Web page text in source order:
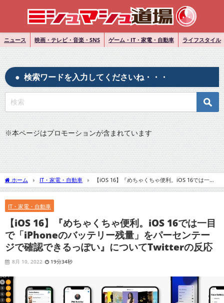
ニュース 映画・テレビ・音楽・SNS ゲーム・IT・家電・自動車 ライフスタイル
検索ワードを入力してくださいね・・・
※本ページはプロモーションが含まれています
ホーム IT・家電・自動車
【iOS 16】『めちゃくちゃ便利。iOS 16では一目
で「iPhoneのバッテリー残量」をパーセンテージで確認できるっぽい』について
IT・家電・自動車
【iOS 16】『めちゃくちゃ便利。iOS 16では一目
で「iPhoneのバッテリー残量」をパーセンテー
ジで確認できるっぽい』についてTwitterの反応
8月 10, 2022 19分34秒